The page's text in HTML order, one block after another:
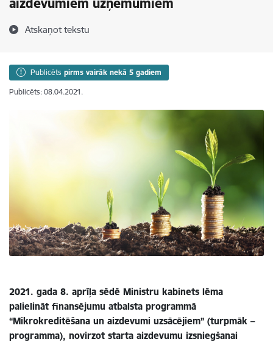
aizdevumiem uzņēmumiem
Atskaņot tekstu
Publicēts pirms vairāk nekā 5 gadiem
Publicēts: 08.04.2021.
2021. gada 8. aprīļa sēdē Ministru kabinets lēma
palielināt finansējumu atbalsta programmā
“Mikrokreditēšana un aizdevumi uzsācējiem” (turpmāk –
programma), novirzot starta aizdevumu izsniegšanai